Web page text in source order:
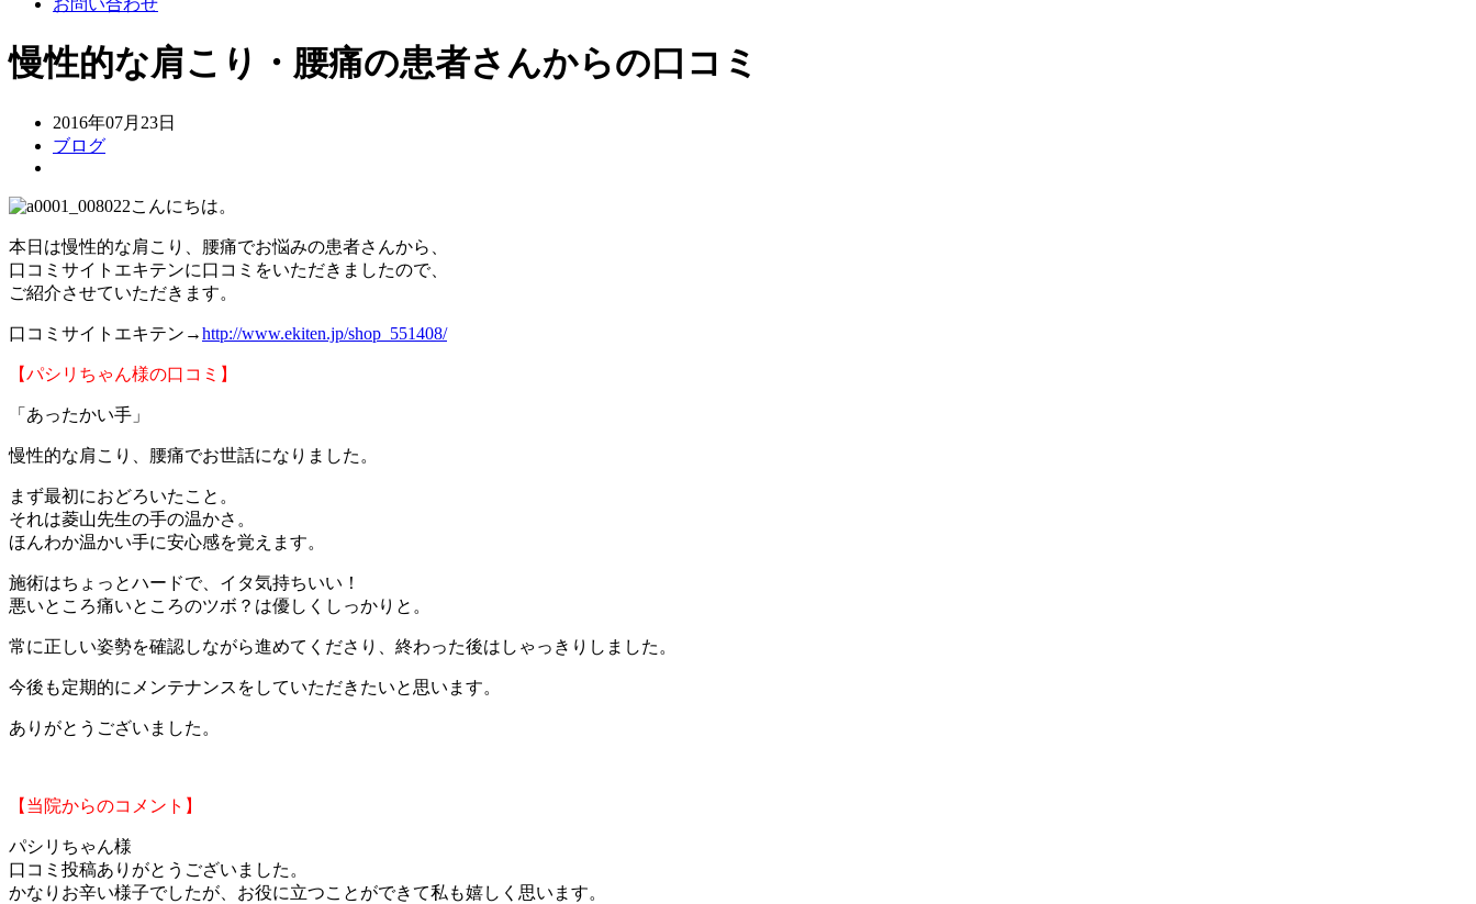
お問い合わせ
慢性的な肩こり・腰痛の患者さんからの口コミ
2016年07月23日
ブログ
こんにちは。
本日は慢性的な肩こり、腰痛でお悩みの患者さんから、
口コミサイトエキテンに口コミをいただきましたので、
ご紹介させていただきます。
口コミサイトエキテン→http://www.ekiten.jp/shop_551408/
【パシリちゃん様の口コミ】
「あったかい手」
慢性的な肩こり、腰痛でお世話になりました。
まず最初におどろいたこと。
それは菱山先生の手の温かさ。
ほんわか温かい手に安心感を覚えます。
施術はちょっとハードで、イタ気持ちいい！
悪いところ痛いところのツボ？は優しくしっかりと。
常に正しい姿勢を確認しながら進めてくださり、終わった後はしゃっきりしました。
今後も定期的にメンテナンスをしていただきたいと思います。
ありがとうございました。
【当院からのコメント】
パシリちゃん様
口コミ投稿ありがとうございました。
かなりお辛い様子でしたが、お役に立つことができて私も嬉しく思います。